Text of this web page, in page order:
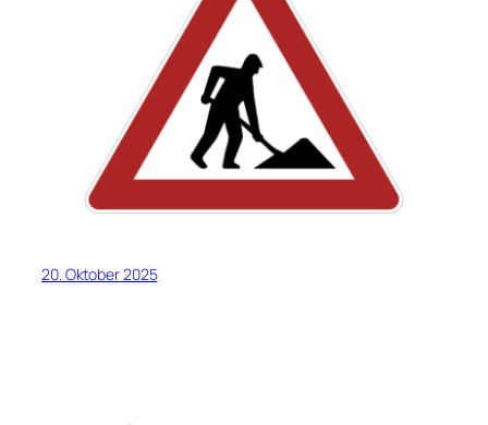
20. Oktober 2025